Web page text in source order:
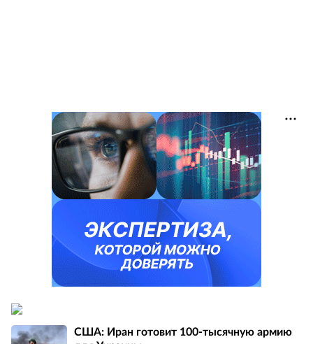
США: Иран готовит 100-тысячную армию